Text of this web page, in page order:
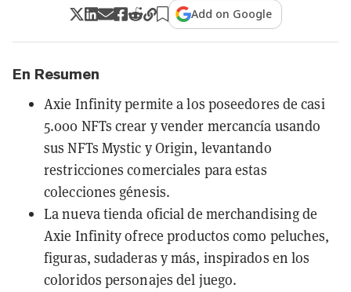
Add on Google
En Resumen
Axie Infinity permite a los poseedores de casi
5.000 NFTs crear y vender mercancía usando
sus NFTs Mystic y Origin, levantando
restricciones comerciales para estas
colecciones génesis.
La nueva tienda oficial de merchandising de
Axie Infinity ofrece productos como peluches,
figuras, sudaderas y más, inspirados en los
coloridos personajes del juego.